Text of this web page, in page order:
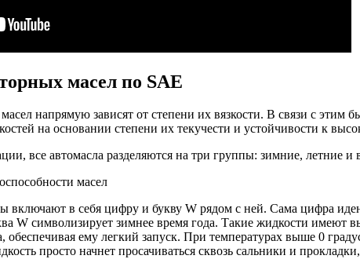
масел по SAE
напрямую зависят от степени их вязкости. В связи с этим
на основании степени их текучести и устойчивости к
все автомасла разделяются на три группы: зимние, летние и
масел
включают в себя цифру и букву W рядом с ней. Сама цифра
W символизирует зимнее время года. Такие жидкости имеют
обеспечивая ему легкий запуск. При температурах выше 0
просто начнет просачиваться сквозь сальники и